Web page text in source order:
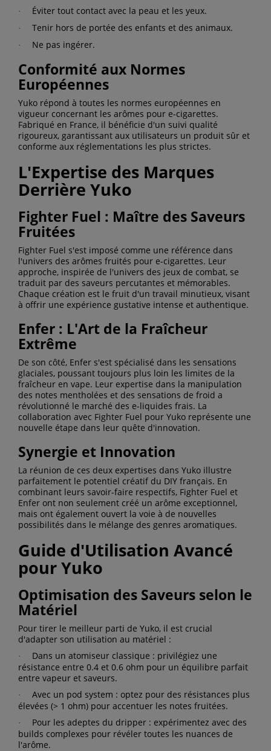
· Éviter tout contact avec la peau et les yeux.
· Tenir hors de portée des enfants et des animaux.
· Ne pas ingérer.
Conformité aux Normes
Européennes
Yuko répond à toutes les normes européennes en
vigueur concernant les arômes pour e-cigarettes.
Fabriqué en France, il bénéficie d'un suivi qualité
rigoureux, garantissant aux utilisateurs un produit sûr et
conforme aux réglementations les plus strictes.
L'Expertise des Marques
Derrière Yuko
Fighter Fuel : Maître des Saveurs
Fruitées
Fighter Fuel s'est imposé comme une référence dans
l'univers des arômes fruités pour e-cigarettes. Leur
approche, inspirée de l'univers des jeux de combat, se
traduit par des saveurs percutantes et mémorables.
Chaque création est le fruit d'un travail minutieux, visant
à offrir une expérience gustative intense et authentique.
Enfer : L'Art de la Fraîcheur
Extrême
De son côté, Enfer s'est spécialisé dans les sensations
glaciales, poussant toujours plus loin les limites de la
fraîcheur en vape. Leur expertise dans la manipulation
des notes mentholées et des sensations de froid a
révolutionné le marché des e-liquides frais. La
collaboration avec Fighter Fuel pour Yuko représente une
nouvelle étape dans leur quête d'innovation.
Synergie et Innovation
La réunion de ces deux expertises dans Yuko illustre
parfaitement le potentiel créatif du DIY français. En
combinant leurs savoir-faire respectifs, Fighter Fuel et
Enfer ont non seulement créé un arôme exceptionnel,
mais ont également ouvert la voie à de nouvelles
possibilités dans le mélange des genres aromatiques.
Guide d'Utilisation Avancé
pour Yuko
Optimisation des Saveurs selon le
Matériel
Pour tirer le meilleur parti de Yuko, il est crucial
d'adapter son utilisation au matériel :
·
Dans un atomiseur classique : privilégiez une
résistance entre 0.4 et 0.6 ohm pour un équilibre parfait
entre vapeur et saveurs.
·
Avec un pod system : optez pour des résistances plus
élevées (> 1 ohm) pour accentuer les notes fruitées.
·
Pour les adeptes du dripper : expérimentez avec des
builds complexes pour révéler toutes les nuances de
l'arôme.